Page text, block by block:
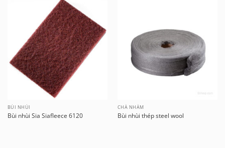
BÙI NHÙI
Bùi nhùi Sia Siafleece 6120
CHÀ NHÁM
Bùi nhùi thép steel wool